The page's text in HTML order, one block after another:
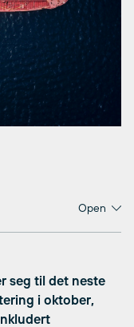
Open
seg til det neste
i oktober,